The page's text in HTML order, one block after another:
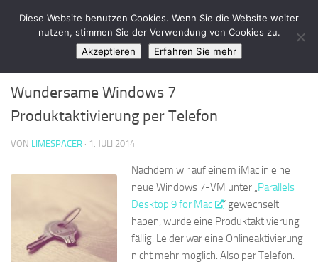
Zum Inhalt springen
LimeSpace - IT
Wundersame Windows 7
Produktaktivierung per Telefon
VON LIMESPACER · 1. JULI 2014
Nachdem wir auf einem iMac in eine
neue Windows 7-VM unter „Parallels
Desktop 9 for Mac
“ gewechselt
haben, wurde eine Produktaktivierung
fällig. Leider war eine Onlineaktivierung
nicht mehr möglich. Also per Telefon.
Diese Website benutzen Cookies. Wenn Sie die Website weiter
nutzen, stimmen Sie der Verwendung von Cookies zu.
Akzeptieren
Erfahren Sie mehr